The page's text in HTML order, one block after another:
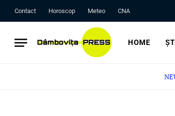
Contact Horoscop Meteo CNA
HOME